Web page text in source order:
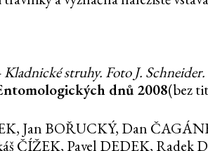
struhy. Foto J. Schneider.
dnů 2008(bez
Jan BOŘUCKÝ, Dan
ČÍŽEK, Pavel DEDEK, Radek